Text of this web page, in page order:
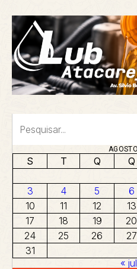
S T Q Q
3
4 5 6
10
11 12 13
17
18 19 20
24
25 26 27
31
« jul